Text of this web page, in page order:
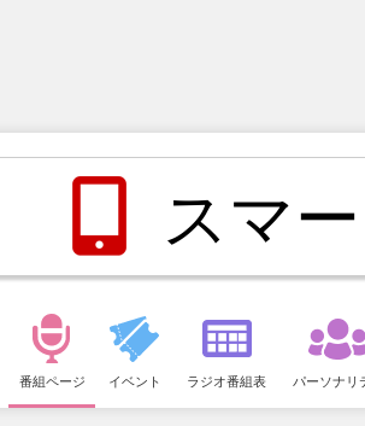
スマ
ュ
番組ページ イベント ラジオ番組表 パーソナリ